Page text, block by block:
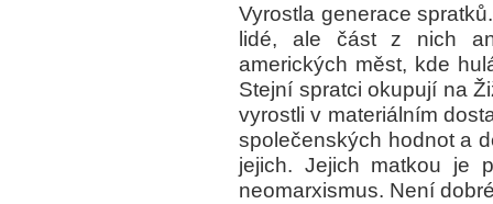
Vyrostla generace
lidé, ale část z nich
amerických měst, kde
Stejní spratci okupují na
vyrostli v materiálním
společenských hodnot a
jejich. Jejich matkou je
neomarxismus. Není